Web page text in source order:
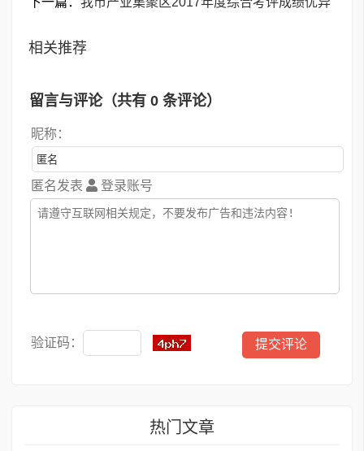
相关推荐
留言与评论（共有 0 条评论）
昵称：
匿名发表 登录账号
验证码：
热门文章